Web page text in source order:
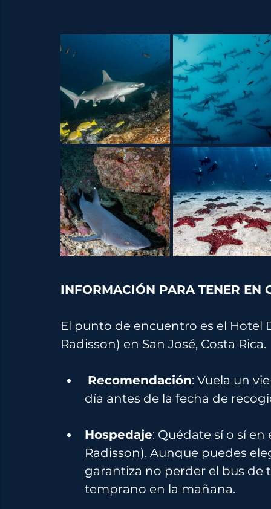
INFORMACIÓN PARA TENER EN
El punto de encuentro es el
Radisson) en San José, Costa Rica.
Recomendación: Vuela un
día antes de la fecha de
Hospedaje: Quédate sí o sí
Radisson). Aunque puedes
garantiza no perder el bus de
temprano en la mañana.